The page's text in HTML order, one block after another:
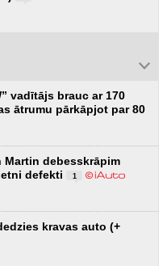
vadītājs brauc ar 170
ātrumu pārkāpjot par 80
Martin debesskrāpim
defekti
1
kravas auto (+